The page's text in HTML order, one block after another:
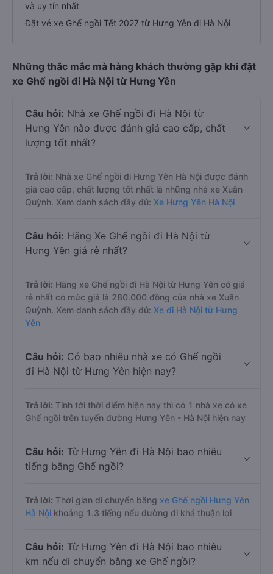
và uy tín nhất
Đặt vé xe Ghế ngồi Tết 2027 từ Hưng Yên đi Hà Nội
Những thắc mắc mà hàng khách thường gặp khi đặt
xe Ghế ngồi đi Hà Nội từ Hưng Yên
Câu hỏi: Nhà xe Ghế ngồi đi Hà Nội từ
Hưng Yên nào được đánh giá cao cấp, chất
lượng tốt nhất?
Trả lời: Nhà xe Ghế ngồi đi Hưng Yên Hà Nội được đánh
giá cao cấp, chất lượng tốt nhất là những nhà xe Xuân
Quỳnh. Xem danh sách đầy đủ: Xe Hưng Yên Hà Nội
Câu hỏi: Hãng Xe Ghế ngồi đi Hà Nội từ
Hưng Yên giá rẻ nhất?
Trả lời: Hãng xe Ghế ngồi đi Hà Nội từ Hưng Yên có giá
rẻ nhất có mức giá là 280.000 đồng của nhà xe Xuân
Quỳnh. Xem danh sách đầy đủ: Xe đi Hà Nội từ Hưng
Yên
Câu hỏi: Có bao nhiêu nhà xe có Ghế ngồi
đi Hà Nội từ Hưng Yên hiện nay?
Trả lời: Tính tới thời điểm hiện nay thì có 1 nhà xe có xe
Ghế ngồi trên tuyến đường Hưng Yên - Hà Nội hiện nay
Câu hỏi: Từ Hưng Yên đi Hà Nội bao nhiêu
tiếng bằng Ghế ngồi?
Trả lời: Thời gian di chuyển bằng xe Ghế ngồi Hưng Yên
Hà Nội khoảng 1.3 tiếng nếu đường đi khá thuận lợi
Câu hỏi: Từ Hưng Yên đi Hà Nội bao nhiêu
km nếu di chuyển bằng xe Ghế ngồi?